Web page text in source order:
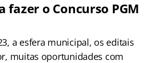
fazer o Concurso PGM
a esfera municipal, os editais
muitas oportunidades com